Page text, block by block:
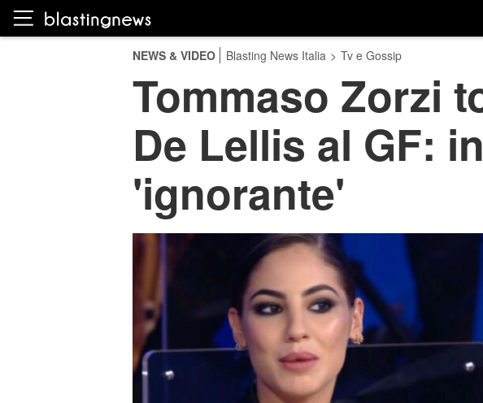
NEWS & VIDEO Blasting News Italia > Tv e Gossip
Tommaso Zorzi
De Lellis al GF:
'ignorante'